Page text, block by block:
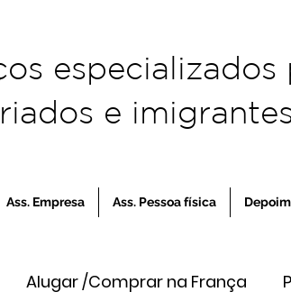
especializados
e
Ass. Empresa Ass. Pessoa física
Alugar /Comprar na França